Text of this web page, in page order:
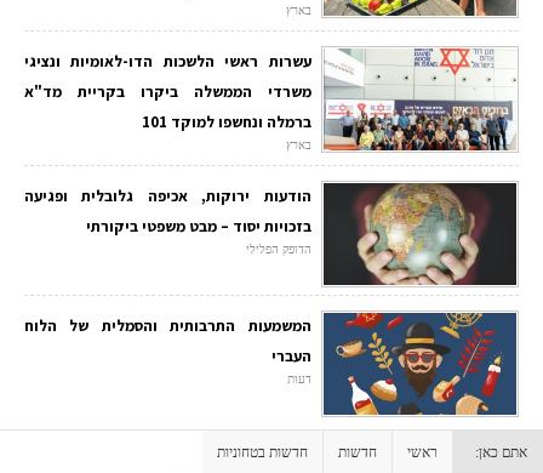
בארץ
עשרות ראשי הלשכות הדו-לאומיות ונציגי
משרדי הממשלה ביקרו בקריית מד"א
ברמלה ונחשפו למוקד 101
בארץ
הודעות ירוקות, אכיפה גלובלית ופגיעה
בזכויות יסוד – מבט משפטי ביקורתי
הדופק הפלילי
המשמעות התרבותית והסמלית של הלוח
העברי
דעות
אתם כאן: ראשי חדשות חדשות בטחוניות